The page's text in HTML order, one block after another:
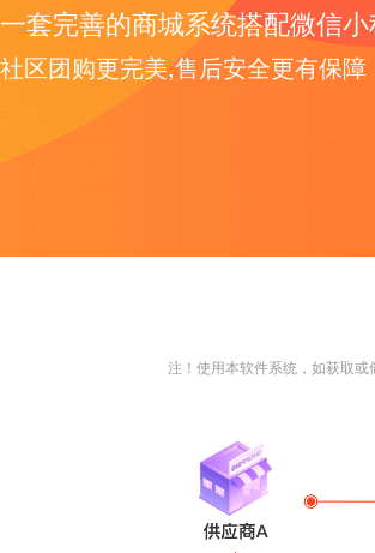
一套完善的商城系统搭配微信
社区团购更完美,售后安全更有保障
注！使用本软件系统，如获取